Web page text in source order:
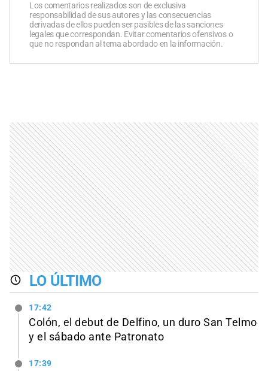
Los comentarios realizados son de exclusiva
responsabilidad de sus autores y las consecuencias
derivadas de ellos pueden ser pasibles de las sanciones
legales que correspondan. Evitar comentarios ofensivos o
que no respondan al tema abordado en la información.
LO ÚLTIMO
17:42
Colón, el debut de Delfino, un duro San Telmo
y el sábado ante Patronato
17:39